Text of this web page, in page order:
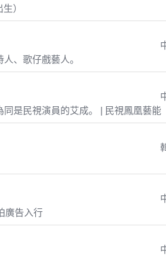
）
、歌仔戲藝人。
同是民視演員的艾成。 | 民視鳳凰藝能
廣告入行